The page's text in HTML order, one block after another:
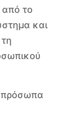
από το
και
πρόσωπα